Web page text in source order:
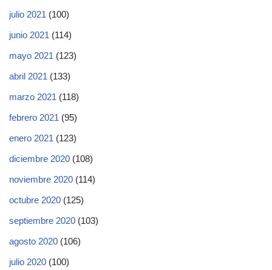
julio 2021 (100)
junio 2021 (114)
mayo 2021 (123)
abril 2021 (133)
marzo 2021 (118)
febrero 2021 (95)
enero 2021 (123)
diciembre 2020 (108)
noviembre 2020 (114)
octubre 2020 (125)
septiembre 2020 (103)
agosto 2020 (106)
julio 2020 (100)